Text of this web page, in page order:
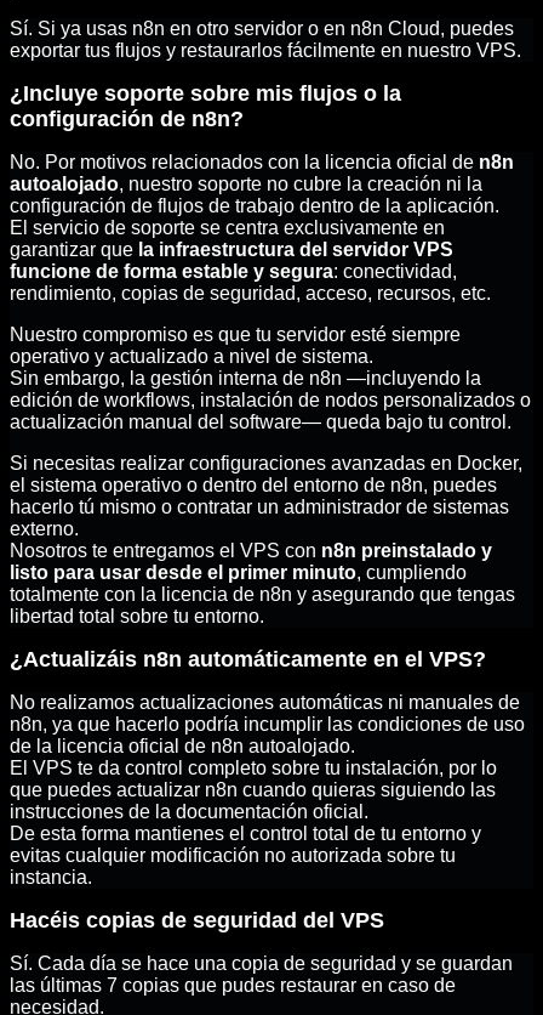
Sí. Si ya usas n8n en otro servidor o en n8n Cloud, puedes
exportar tus flujos y restaurarlos fácilmente en nuestro VPS.
¿Incluye soporte sobre mis flujos o la
configuración de n8n?
No. Por motivos relacionados con la licencia oficial de n8n
autoalojado, nuestro soporte no cubre la creación ni la
configuración de flujos de trabajo dentro de la aplicación.
El servicio de soporte se centra exclusivamente en
garantizar que la infraestructura del servidor VPS
funcione de forma estable y segura: conectividad,
rendimiento, copias de seguridad, acceso, recursos, etc.
Nuestro compromiso es que tu servidor esté siempre
operativo y actualizado a nivel de sistema.
Sin embargo, la gestión interna de n8n —incluyendo la
edición de workflows, instalación de nodos personalizados o
actualización manual del software— queda bajo tu control.
Si necesitas realizar configuraciones avanzadas en Docker,
el sistema operativo o dentro del entorno de n8n, puedes
hacerlo tú mismo o contratar un administrador de sistemas
externo.
Nosotros te entregamos el VPS con n8n preinstalado y
listo para usar desde el primer minuto, cumpliendo
totalmente con la licencia de n8n y asegurando que tengas
libertad total sobre tu entorno.
¿Actualizáis n8n automáticamente en el VPS?
No realizamos actualizaciones automáticas ni manuales de
n8n, ya que hacerlo podría incumplir las condiciones de uso
de la licencia oficial de n8n autoalojado.
El VPS te da control completo sobre tu instalación, por lo
que puedes actualizar n8n cuando quieras siguiendo las
instrucciones de la documentación oficial.
De esta forma mantienes el control total de tu entorno y
evitas cualquier modificación no autorizada sobre tu
instancia.
Hacéis copias de seguridad del VPS
Sí. Cada día se hace una copia de seguridad y se guardan
las últimas 7 copias que pudes restaurar en caso de
necesidad.